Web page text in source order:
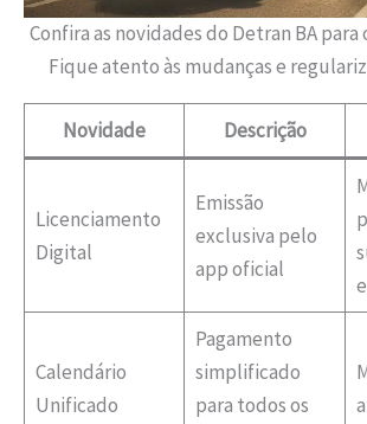
Confira as novidades do Detran BA
Fique atento às mudanças e
Novidade Descrição
Licenciamento
Digital
Emissão
exclusiva pelo
app oficial
e
Calendário
Unificado
Pagamento
simplificado
para todos os